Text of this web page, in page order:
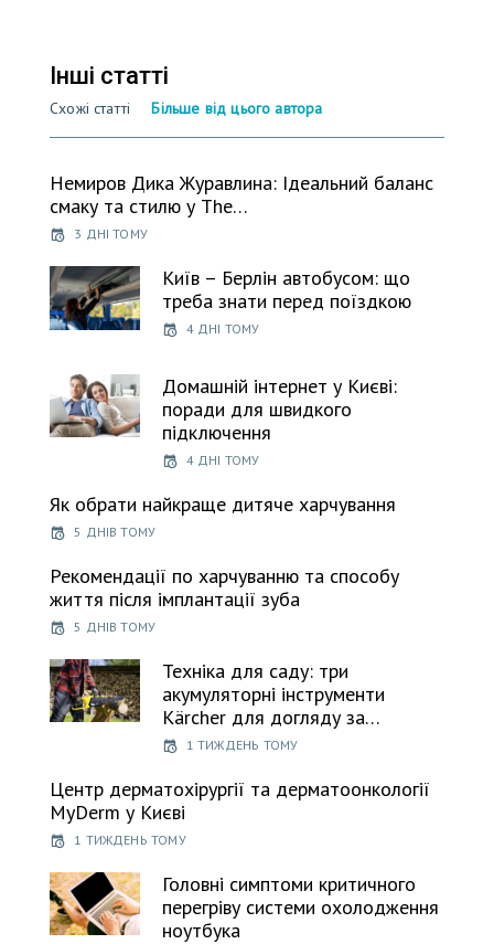
Інші статті
Схожі статті Більше від цього автора
Немиров Дика Журавлина: Ідеальний баланс
смаку та стилю у The…
3 ДНІ ТОМУ
Київ – Берлін автобусом: що
треба знати перед поїздкою
4 ДНІ ТОМУ
Домашній інтернет у Києві:
поради для швидкого
підключення
4 ДНІ ТОМУ
Як обрати найкраще дитяче харчування
5 ДНІВ ТОМУ
Рекомендації по харчуванню та способу
життя після імплантації зуба
5 ДНІВ ТОМУ
Техніка для саду: три
акумуляторні інструменти
Kärcher для догляду за…
1 ТИЖДЕНЬ ТОМУ
Центр дерматохірургії та дерматоонкології
MyDerm у Києві
1 ТИЖДЕНЬ ТОМУ
Головні симптоми критичного
перегріву системи охолодження
ноутбука